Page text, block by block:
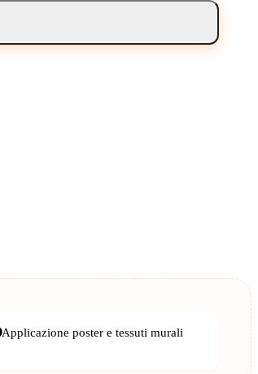
Applicazione poster e tessuti murali